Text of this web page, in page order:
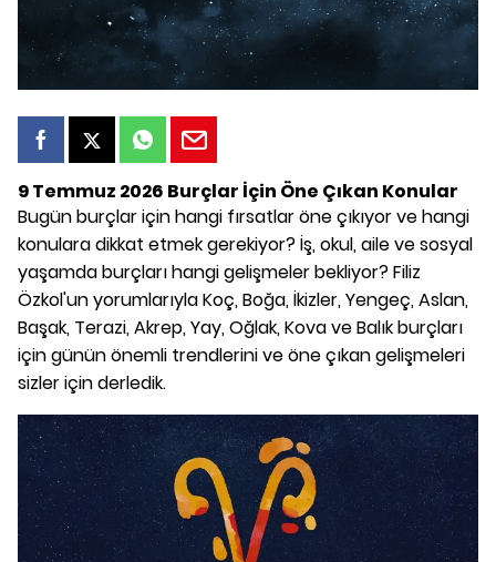
9 Temmuz 2026 Burçlar İçin Öne Çıkan Konular
Bugün burçlar için hangi fırsatlar öne çıkıyor ve hangi
konulara dikkat etmek gerekiyor? İş, okul, aile ve sosyal
yaşamda burçları hangi gelişmeler bekliyor? Filiz
Özkol'un yorumlarıyla Koç, Boğa, İkizler, Yengeç, Aslan,
Başak, Terazi, Akrep, Yay, Oğlak, Kova ve Balık burçları
için günün önemli trendlerini ve öne çıkan gelişmeleri
sizler için derledik.